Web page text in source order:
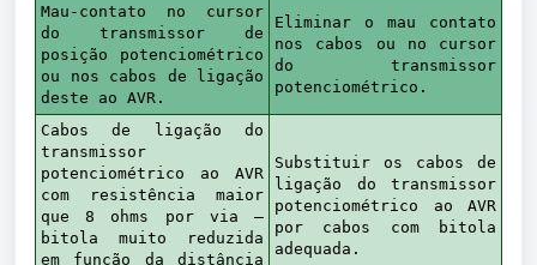
Mau-contato no cursor
do transmissor de
posição potenciométrico
ou nos cabos de ligação
deste ao AVR.
Eliminar o mau contato
nos cabos ou no cursor
do transmissor
potenciométrico.
Cabos de ligação do
transmissor
potenciométrico ao AVR
com resistência maior
que 8 ohms por via —
bitola muito reduzida
em função da distância
Substituir os cabos de
ligação do transmissor
potenciométrico ao AVR
por cabos com bitola
adequada.